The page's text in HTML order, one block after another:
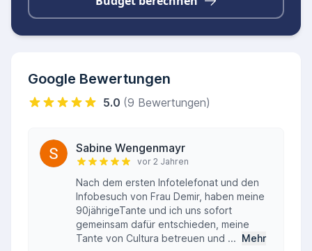
Google Bewertungen
5.0 (9 Bewertungen)
Sabine Wengenmayr
vor 2 Jahren
Nach dem ersten Infotelefonat und den
Infobesuch von Frau Demir, haben meine
90jährigeTante und ich uns sofort
gemeinsam dafür entschieden, meine
Tante von Cultura betreuen und ... Mehr